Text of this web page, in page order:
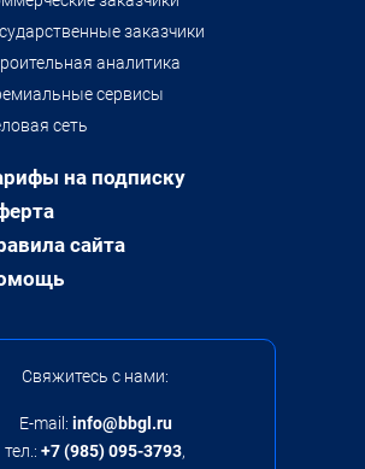
заказчики
аналитика
сервисы
сеть
на подписку
сайта
Свяжитесь с нами:
E-mail: info@bbgl.ru
тел.: +7 (985) 095-3793,